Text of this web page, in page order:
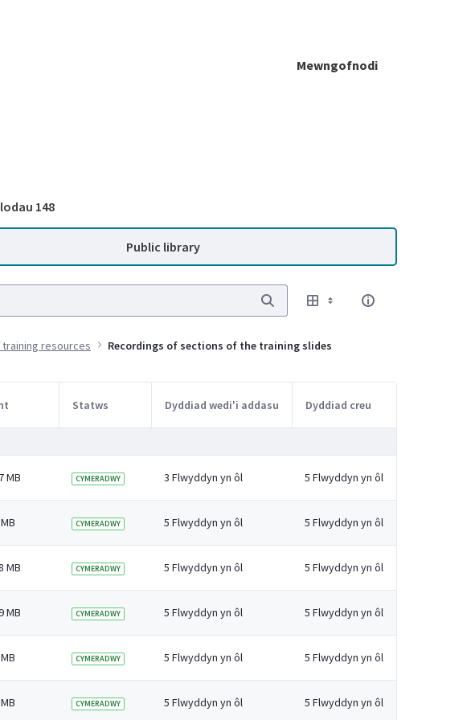
Mewngofnodi
148
Public library
resources Recordings of sections of the training slides
Statws Dyddiad wedi'i addasu Dyddiad creu
MB CYMERADWY 3 Flwyddyn yn ôl 5 Flwyddyn yn ôl
CYMERADWY 5 Flwyddyn yn ôl 5 Flwyddyn yn ôl
MB CYMERADWY 5 Flwyddyn yn ôl 5 Flwyddyn yn ôl
MB CYMERADWY 5 Flwyddyn yn ôl 5 Flwyddyn yn ôl
CYMERADWY 5 Flwyddyn yn ôl 5 Flwyddyn yn ôl
CYMERADWY 5 Flwyddyn yn ôl 5 Flwyddyn yn ôl